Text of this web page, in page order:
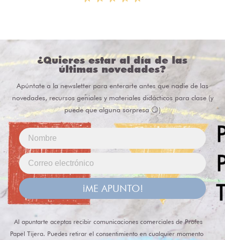
¿Quieres estar al día de las
últimas novedades?
Apúntate a la newsletter para enterarte antes que nadie de las
novedades, recursos geniales y materiales didácticos para clase (y
puede que alguna sorpresa 😏)
¡ME APUNTO!
Al apuntarte aceptas recibir comunicaciones comerciales de Profes
Papel Tijera. Puedes retirar el consentimiento en cualquier momento